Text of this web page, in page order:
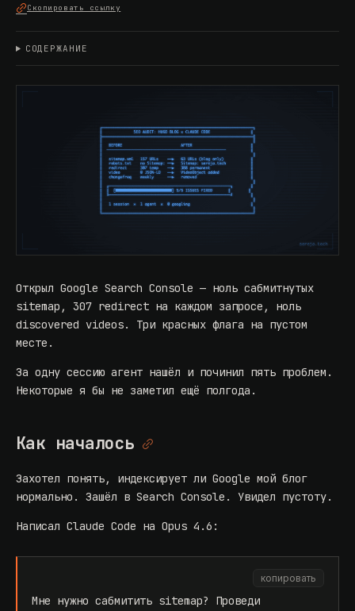
Скопировать ссылку
СОДЕРЖАНИЕ
Открыл Google Search Console — ноль сабмитнутых
sitemap, 307 redirect на каждом запросе, ноль
discovered videos. Три красных флага на пустом
месте.
За одну сессию агент нашёл и починил пять проблем.
Некоторые я бы не заметил ещё полгода.
Как началось
Захотел понять, индексирует ли Google мой блог
нормально. Зашёл в Search Console. Увидел пустоту.
Написал Claude Code на Opus 4.6:
копировать
Мне нужно сабмитить sitemap? Проведи